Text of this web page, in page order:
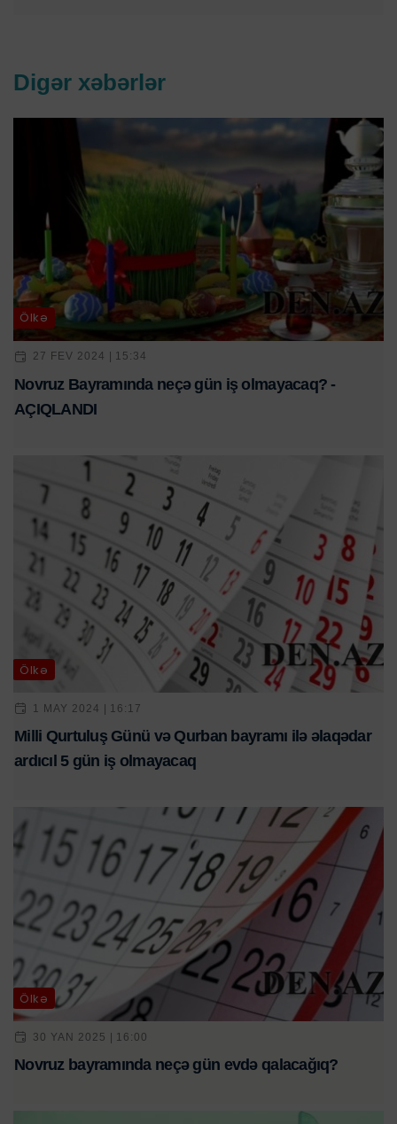
Digər xəbərlər
Ölkə
27 FEV 2024 | 15:34
Novruz Bayramında neçə gün iş olmayacaq? -
AÇIQLANDI
Ölkə
1 MAY 2024 | 16:17
Milli Qurtuluş Günü və Qurban bayramı ilə əlaqədar
ardıcıl 5 gün iş olmayacaq
Ölkə
30 YAN 2025 | 16:00
Novruz bayramında neçə gün evdə qalacağıq?